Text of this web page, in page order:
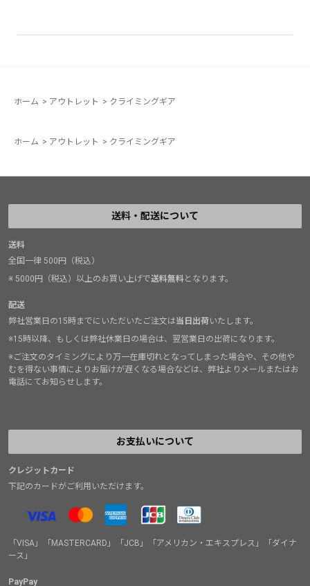
ホーム > アウトレット > クライミングギア
ホーム > アウトレット > クライミングギア
送料・配送について
送料
全国一律 500円（税込）
※ 5000円（税込）以上のお買い上げで送料無料となります。
配送
弊社営業日の15時までにいただいたご注文は当日出荷いたします。
※15時以降、もしくは弊社休業日の場合は、翌営業日の出荷になります。
※ご注文のタイミングにより万一在庫切れとなってしまった場合や、その他や
むを得ない事情によりお届けが遅くなる場合などは、弊社よりメールまたはお
電話にてお知らせします。
お支払いについて
クレジットカード
下記のカードがご利用いただけます。
「VISA」「MASTERCARD」「JCB」「アメリカン・エキスプレス」「ダイナ
ース」
PayPay